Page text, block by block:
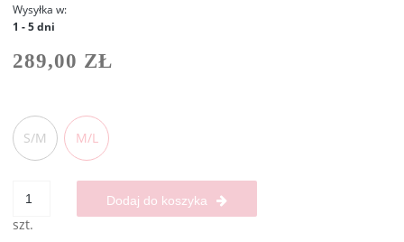
Wysyłka w:
1 - 5 dni
289,00 ZŁ
S/M M/L
szt.
Dodaj do koszyka